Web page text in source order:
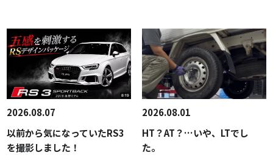
2026.08.07
以前から気になっていたRS3
を撮影しました！
2026.08.01
HT？AT？…いや、LTでし
た。